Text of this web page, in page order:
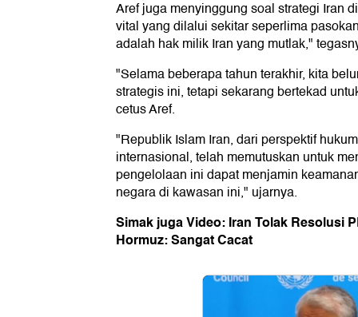
Aref juga menyinggung soal strategi Iran di
vital yang dilalui sekitar seperlima
adalah hak milik Iran yang mutlak,"
"Selama beberapa tahun terakhir, kita
strategis ini, tetapi sekarang bertekad
cetus Aref.
"Republik Islam Iran, dari perspektif
internasional, telah memutuskan untuk
pengelolaan ini dapat menjamin
negara di kawasan ini," ujarnya.
Simak juga Video: Iran Tolak Resolusi
Hormuz: Sangat Cacat